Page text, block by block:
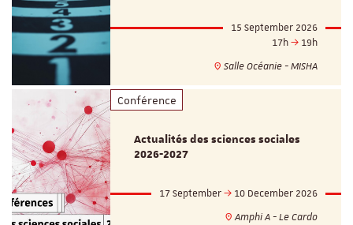
15 September 2026
17h
19h
Salle Océanie - MISHA
Conférence
Actualités des sciences sociales
2026-2027
17 September
10 December 2026
Amphi A - Le Cardo